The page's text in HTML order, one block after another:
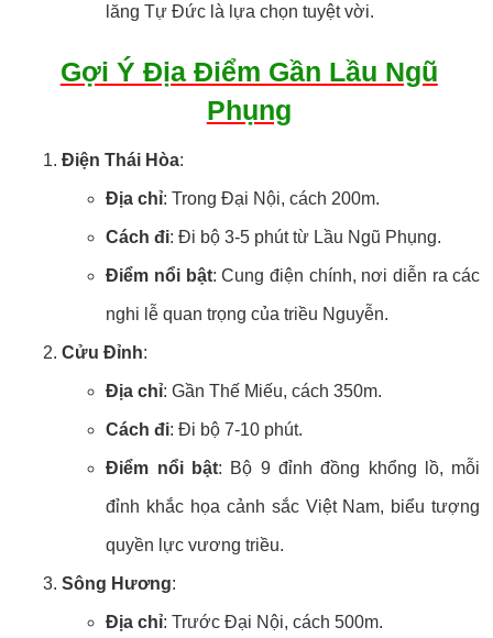
lăng Tự Đức là lựa chọn tuyệt vời.
Gợi Ý Địa Điểm Gần Lầu Ngũ
Phụng
Điện Thái Hòa:
Địa chỉ: Trong Đại Nội, cách 200m.
Cách đi: Đi bộ 3-5 phút từ Lầu Ngũ Phụng.
Điểm nổi bật: Cung điện chính, nơi diễn ra các
nghi lễ quan trọng của triều Nguyễn.
Cửu Đỉnh:
Địa chỉ: Gần Thế Miếu, cách 350m.
Cách đi: Đi bộ 7-10 phút.
Điểm nổi bật: Bộ 9 đỉnh đồng khổng lồ, mỗi
đỉnh khắc họa cảnh sắc Việt Nam, biểu tượng
quyền lực vương triều.
Sông Hương:
Địa chỉ: Trước Đại Nội, cách 500m.